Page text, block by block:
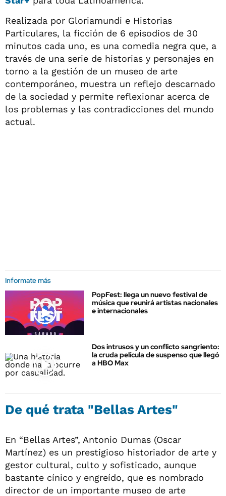
Realizada por Gloriamundi e Historias
Particulares, la ficción de 6 episodios de 30
minutos cada uno, es una comedia negra que, a
través de una serie de historias y personajes en
torno a la gestión de un museo de arte
contemporáneo, muestra un reflejo descarnado
de la sociedad y permite reflexionar acerca de
los problemas y las contradicciones del mundo
actual.
Informate más
PopFest: llega un nuevo festival de
música que reunirá artistas nacionales
e internacionales
Dos intrusos y un conflicto sangriento:
la cruda película de suspenso que llegó
a HBO Max
De qué trata "Bellas Artes"
En “Bellas Artes”, Antonio Dumas (Oscar
Martínez) es un prestigioso historiador de arte y
gestor cultural, culto y sofisticado, aunque
bastante cínico y engreído, que es nombrado
director de un importante museo de arte